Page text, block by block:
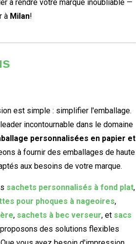
à rendre votre marque inoubliable —
à Milan!
est simple : simplifier l'emballage.
incontournable dans le domaine
personnalisées en papier et
à fournir des emballages de haute
aux besoins de votre marque.
sachets personnalisés à fond plat,
pour phoques à nageoires,
, sachets à bec verseur, et sacs
des solutions flexibles